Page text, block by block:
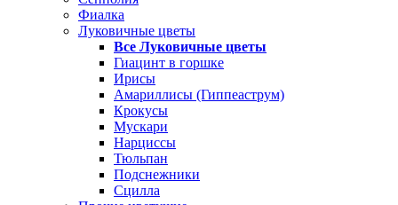
Фиалка
Луковичные цветы
Все Луковичные цветы
Гиацинт в горшке
Ирисы
Амариллисы (Гиппеаструм)
Крокусы
Мускари
Нарциссы
Тюльпан
Подснежники
Сцилла